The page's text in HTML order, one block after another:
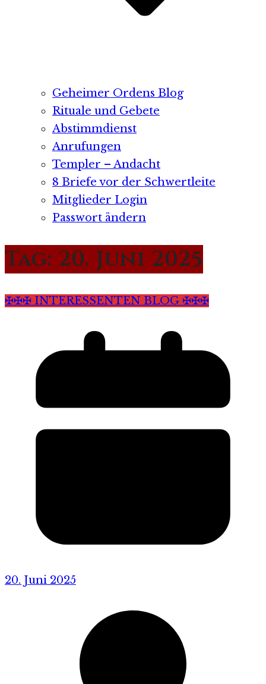
Geheimer Ordens Blog
Rituale und Gebete
Abstimmdienst
Anrufungen
Templer – Andacht
8 Briefe vor der Schwertleite
Mitglieder Login
Passwort ändern
Tag: 20. Juni 2025
✠✠✠ INTERESSENTEN BLOG ✠✠✠
20. Juni 2025